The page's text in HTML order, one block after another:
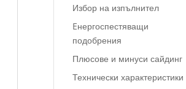
Избор на изпълнител
Eнергоспестяващи
подобрения
Плюсове и минуси сайдинг
Технически характеристики